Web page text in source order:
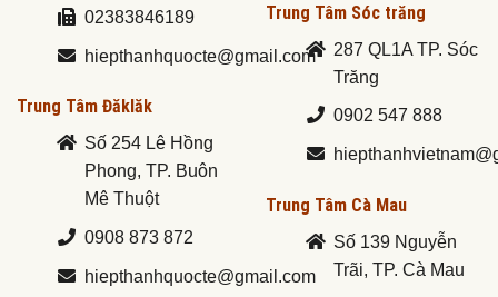
02383846189
hiepthanhquocte@gmail.com
Trung Tâm Đăklăk
Số 254 Lê Hồng
Phong, TP. Buôn
Mê Thuột
0908 873 872
hiepthanhquocte@gmail.com
Trung Tâm Sóc trăng
287 QL1A TP. Sóc
Trăng
0902 547 888
Trung Tâm Cà Mau
Số 139 Nguyễn
Trãi, TP. Cà Mau